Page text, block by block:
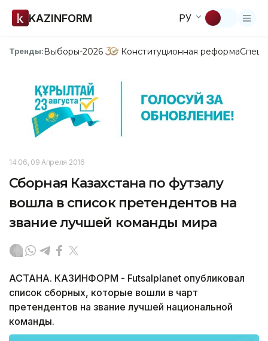
KAZINFORM РУ
Тренды:Выборы-2026 Конституционная реформа
14:06, 09 Апреля 2016
Сборная Казахстана по футзалу
вошла в список претендентов на
звание лучшей команды мира
АСТАНА. КАЗИНФОРМ - Futsalplanet опубликовал
список сборных, которые вошли в чарт
претендентов на звание лучшей национальной
команды.